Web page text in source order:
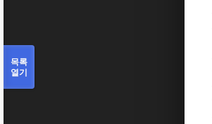
목록
열기